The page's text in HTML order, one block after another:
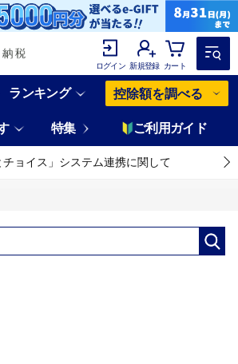
ログイン 新規登録 カート
ランキング 控除額を調べる
特集 ご利用ガイド
チョイス」システム連携に関して